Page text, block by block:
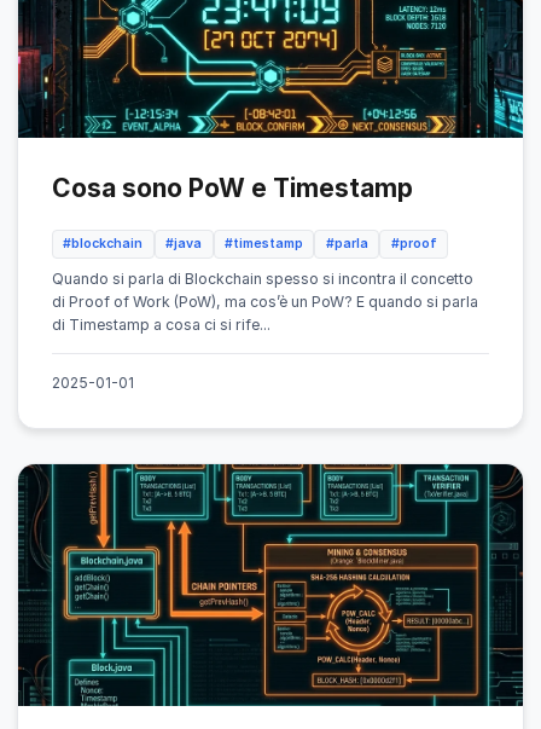
Cosa sono PoW e Timestamp
#blockchain #java #timestamp #parla #proof
Quando si parla di Blockchain spesso si incontra il concetto
di Proof of Work (PoW), ma cos’è un PoW? E quando si parla
di Timestamp a cosa ci si rife...
2025-01-01